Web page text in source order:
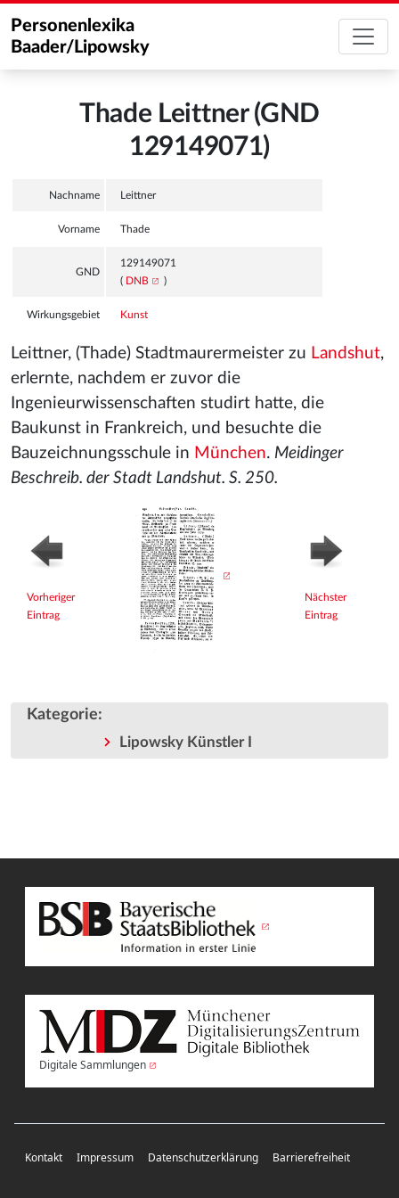
Personenlexika
Baader/Lipowsky
Thade Leittner (GND
129149071)
Nachname Leittner
Vorname Thade
GND
129149071
( DNB )
Wirkungsgebiet Kunst
Leittner, (Thade) Stadtmaurermeister zu Landshut,
erlernte, nachdem er zuvor die
Ingenieurwissenschaften studirt hatte, die
Baukunst in Frankreich, und besuchte die
Bauzeichnungsschule in München. Meidinger
Beschreib. der Stadt Landshut. S. 250.
Vorheriger
Eintrag
Nächster
Eintrag
Kategorie:
Lipowsky Künstler I
Digitale Sammlungen
Kontakt Impressum Datenschutzerklärung Barrierefreiheit